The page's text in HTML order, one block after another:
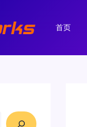
首页